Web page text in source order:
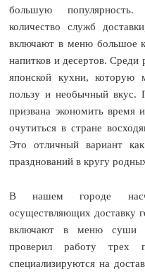
большую
количество служб
включают в меню большое
напитков и десертов. Среди
японской кухни, которую
пользу и необычный вкус.
призвана экономить время
очутиться в стране
Это отличный вариант
празднований в кругу
В нашем городе
осуществляющих доставку
включают в меню суши
проверил работу трех
специализируются на